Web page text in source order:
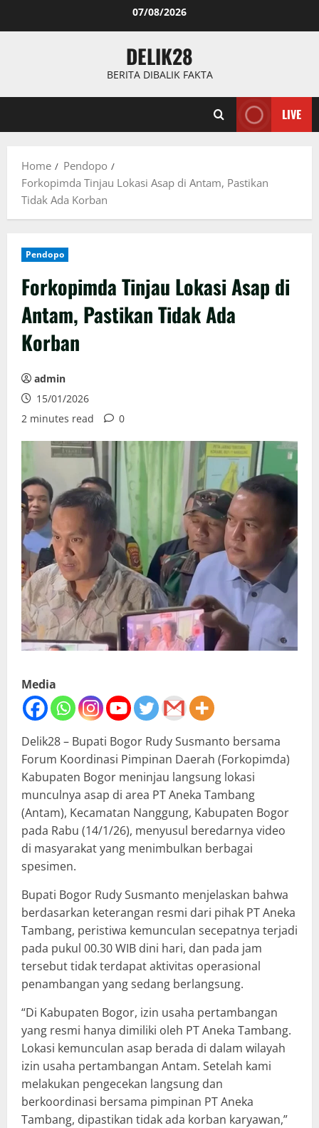
07/08/2026
DELIK28
BERITA DIBALIK FAKTA
LIVE
Home
Pendopo
Forkopimda Tinjau Lokasi Asap di Antam, Pastikan
Tidak Ada Korban
Pendopo
Forkopimda Tinjau Lokasi Asap di
Antam, Pastikan Tidak Ada
Korban
admin
15/01/2026
2 minutes read
0
Media
Delik28 – Bupati Bogor Rudy Susmanto bersama
Forum Koordinasi Pimpinan Daerah (Forkopimda)
Kabupaten Bogor meninjau langsung lokasi
munculnya asap di area PT Aneka Tambang
(Antam), Kecamatan Nanggung, Kabupaten Bogor
pada Rabu (14/1/26), menyusul beredarnya video
di masyarakat yang menimbulkan berbagai
spesimen.
Bupati Bogor Rudy Susmanto menjelaskan bahwa
berdasarkan keterangan resmi dari pihak PT Aneka
Tambang, peristiwa kemunculan secepatnya terjadi
pada pukul 00.30 WIB dini hari, dan pada jam
tersebut tidak terdapat aktivitas operasional
penambangan yang sedang berlangsung.
“Di Kabupaten Bogor, izin usaha pertambangan
yang resmi hanya dimiliki oleh PT Aneka Tambang.
Lokasi kemunculan asap berada di dalam wilayah
izin usaha pertambangan Antam. Setelah kami
melakukan pengecekan langsung dan
berkoordinasi bersama pimpinan PT Aneka
Tambang, dipastikan tidak ada korban karyawan,”